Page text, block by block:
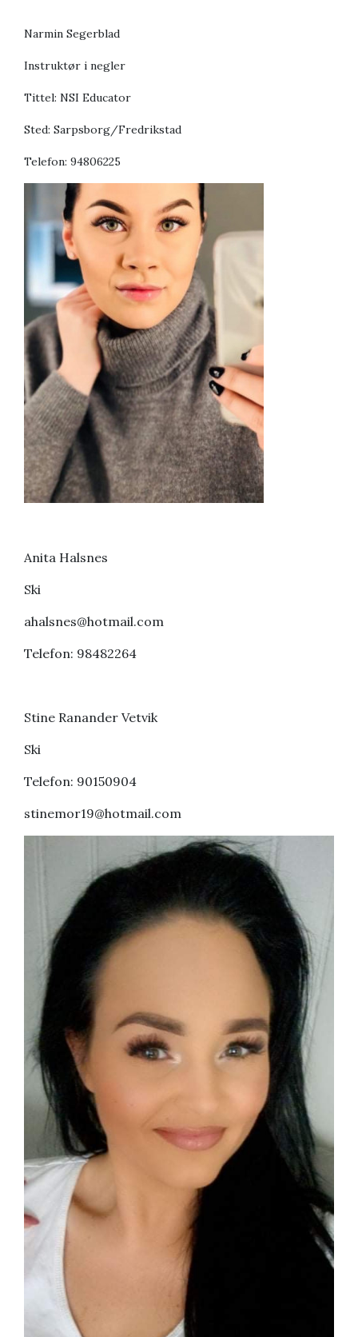
Narmin Segerblad
Instruktør i negler
Tittel: NSI Educator
Sted: Sarpsborg/Fredrikstad
Telefon: 94806225
Anita Halsnes
Ski
ahalsnes@hotmail.com
Telefon: 98482264
Stine Ranander Vetvik
Ski
Telefon: 90150904
stinemor19@hotmail.com